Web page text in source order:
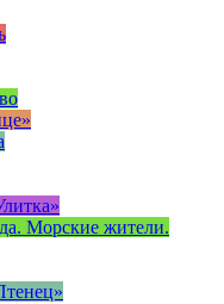
Морские жители.